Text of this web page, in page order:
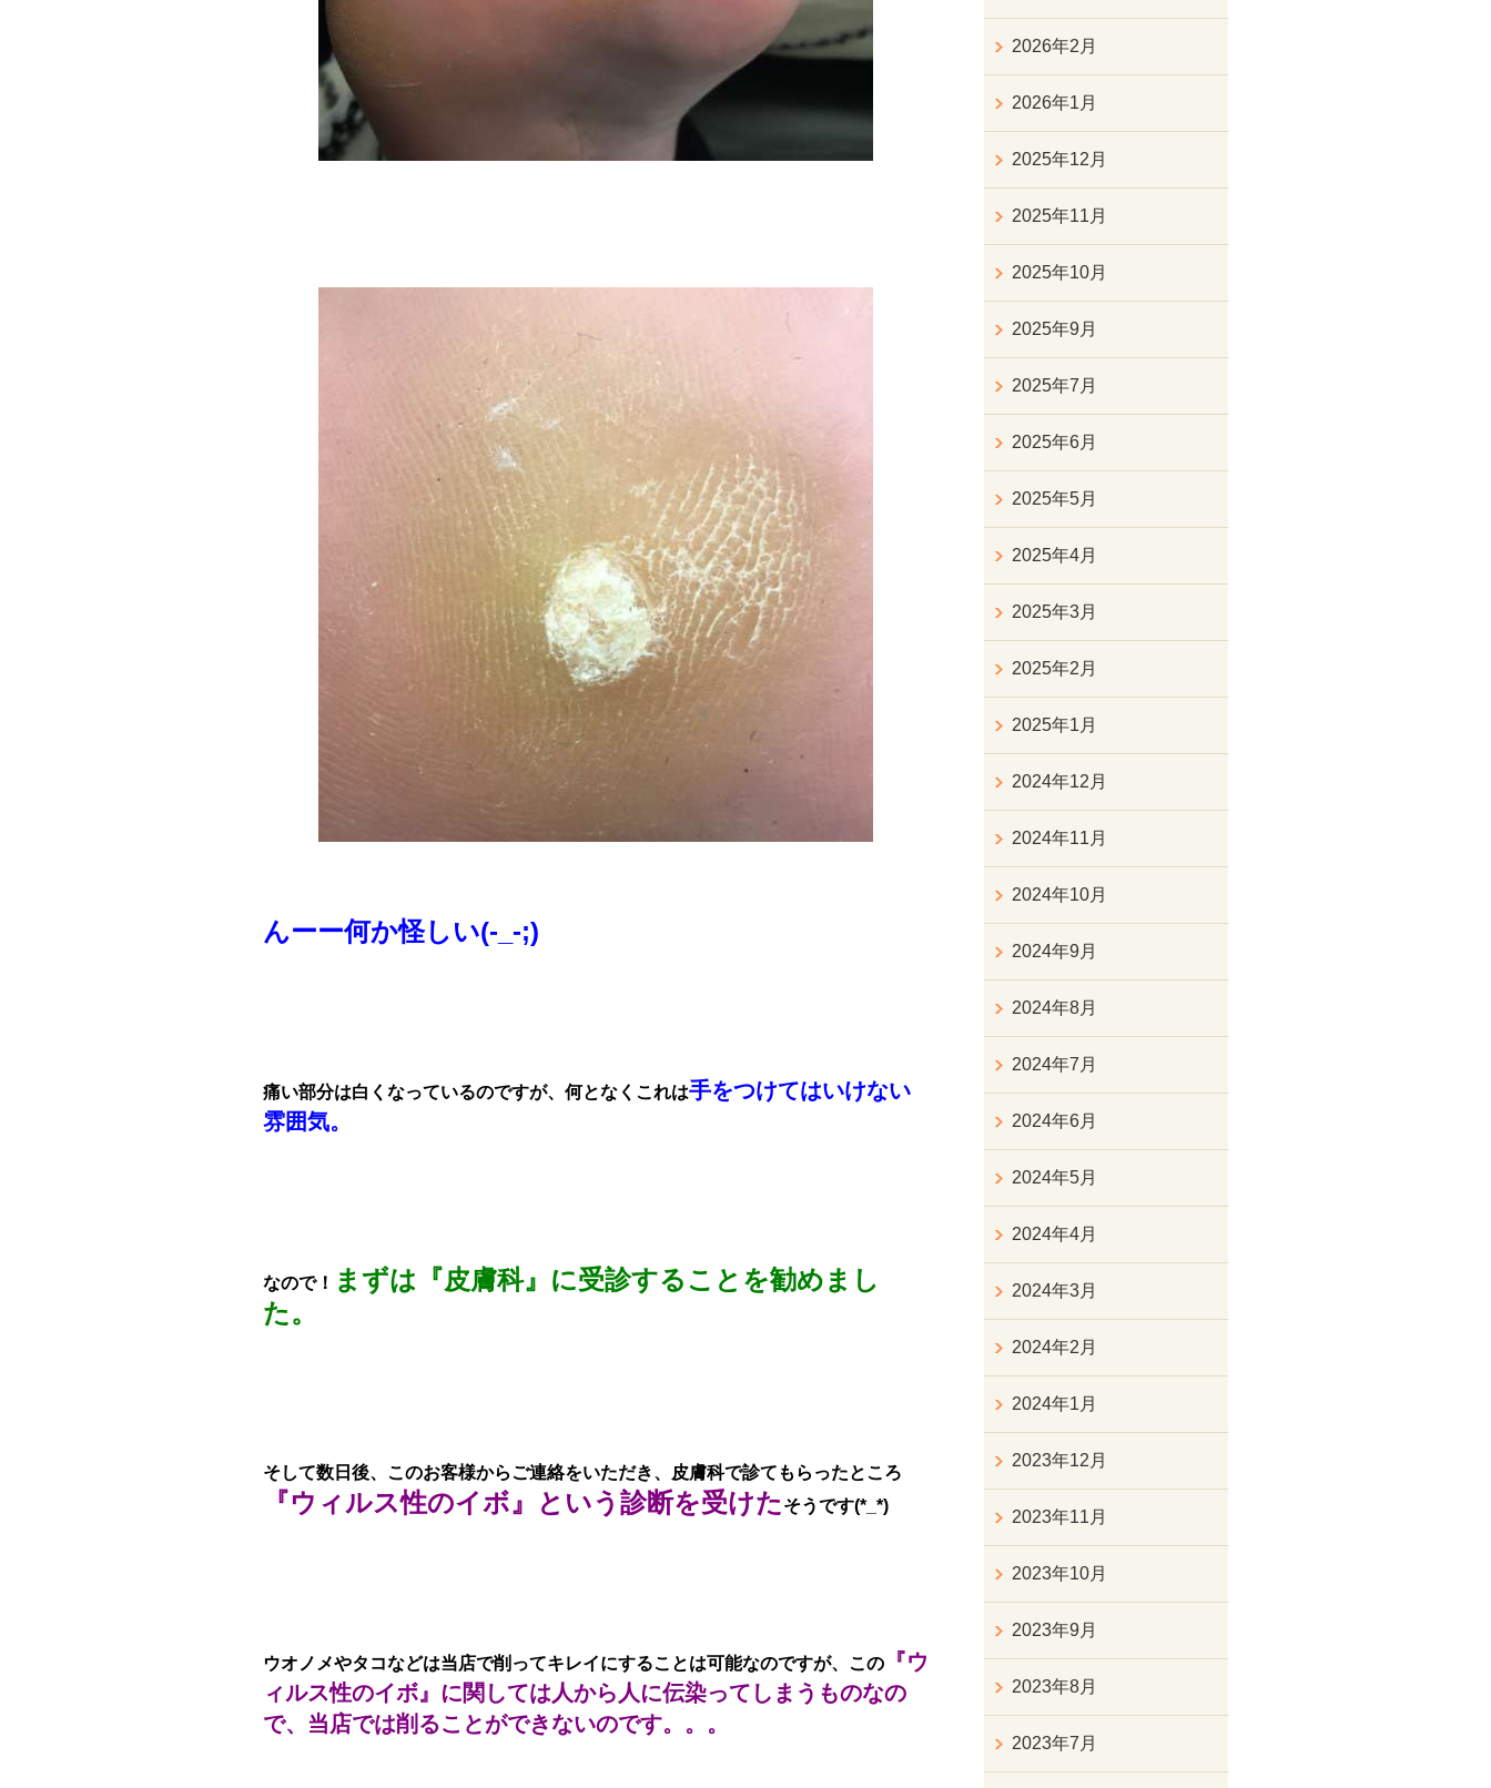
んーー何か怪しい(-_-;)
痛い部分は白くなっているのですが、何となくこれは手をつけてはいけない
雰囲気。
なので！ まずは『皮膚科』に受診することを勧めまし
た。
そして数日後、このお客様からご連絡をいただき、皮膚科で診てもらったところ
『ウィルス性のイボ』という診断を受けた そうです(*_*)
ウオノメやタコなどは当店で削ってキレイにすることは可能なのですが、この
『ウ
ィルス性のイボ』に関しては人から人に伝染ってしまうものなの
で、当店では削ることができないのです。。。
2026年2月
2026年1月
2025年12月
2025年11月
2025年10月
2025年9月
2025年7月
2025年6月
2025年5月
2025年4月
2025年3月
2025年2月
2025年1月
2024年12月
2024年11月
2024年10月
2024年9月
2024年8月
2024年7月
2024年6月
2024年5月
2024年4月
2024年3月
2024年2月
2024年1月
2023年12月
2023年11月
2023年10月
2023年9月
2023年8月
2023年7月